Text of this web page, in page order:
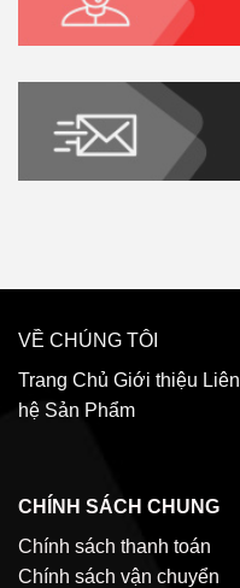
VỀ CHÚNG TÔI
Trang Chủ Giới thiệu Liên
hệ Sản Phẩm
CHÍNH SÁCH CHUNG
Chính sách thanh toán
Chính sách vận chuyển